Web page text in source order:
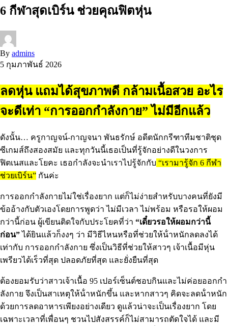
6 กีฬาสุดเบิร์น ช่วยคุณฟิตหุ่น
By admins
5 กุมภาพันธ์ 2026
ลดหุ่น แถมได้สุขภาพดี กล้ามเนื้อสวย อะไร
จะดีเท่า “การออกกำลังกาย” ไม่มีอีกแล้ว
ดังนั้น… ครูกาญจน์-กาญจนา พันธรักษ์ อดีตนักกรีฑาทีมชาติชุด
ซีเกมส์ถึงสองสมัย และทุกวันนี้เธอเป็นที่รู้จักอย่างดีในวงการ
ฟิตเนสและโยคะ เธอกำลังจะนำเราไปรู้จักกับ “เรามารู้จัก 6 กีฬา
ช่วยเบิร์น” กันค่ะ
การออกกําลังกายไม่ใช่เรื่องยาก แต่ก็ไม่ง่ายสําหรับบางคนที่ยังมี
ข้ออ้างกับตัวเองโดยการพูดว่า ไม่มีเวลา ไม่พร้อม หรือรอให้ผอม
กว่านี้ก่อน ผู้เขียนติดใจกับประโยคที่ว่า “เดี๋ยวรอให้ผอมกว่านี้
ก่อน”ได้ยินแล้วก็งงๆ ว่า มีวิธีไหนหรือที่ช่วยให้น้ําหนักลดลงได้
เท่ากับ การออกกําลังกาย ซึ่งเป็นวิธีที่ช่วยให้สาวๆ เจ้าเนื้อมีหุ่น
เพรียวได้เร็วที่สุด ปลอดภัยที่สุด และยั่งยืนที่สุด
ต้องยอมรับว่าสาวเจ้าเนื้อ 95 เปอร์เซ็นต์ชอบกินและไม่ค่อยออกกํา
ลังกาย จึงเป็นสาเหตุให้น้ําหนักขึ้น และหากสาวๆ คิดจะลดน้ําหนัก
ด้วยการลดอาหารเพียงอย่างเดียว ดูแล้วน่าจะเป็นเรื่องยาก โดย
เฉพาะเวลาที่เพื่อนๆ ชวนไปสังสรรค์ก็ไม่สามารถตัดใจได้ และมี